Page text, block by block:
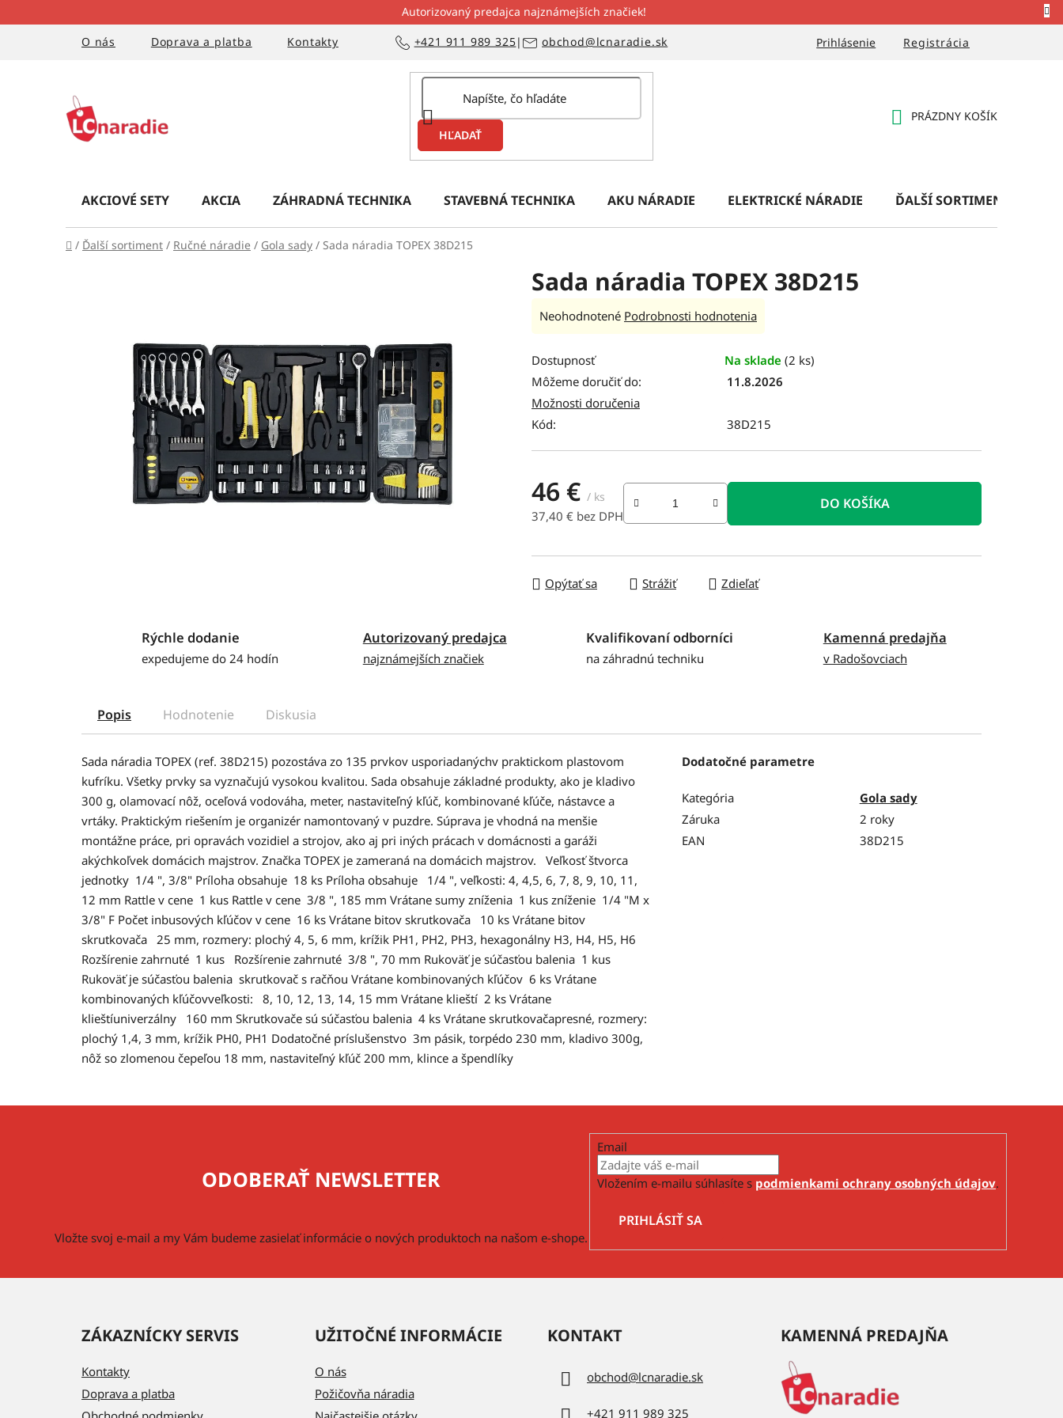
na
Autorizovaný predajca najznámejších značiek!
O nás
Doprava a platba Kontakty Prihlásenie Registrácia
+421 911 989 325| obchod@lcnaradie.sk
HĽADAŤ
PRÁZDNY KOŠÍK
AKCIOVÉ SETY AKCIA ZÁHRADNÁ TECHNIKA STAVEBNÁ TECHNIKA AKU NÁRADIE ELEKTRICKÉ NÁRADIE ĎALŠÍ SORTIMENT
Domov
/ Ďalší sortiment / Ručné náradie / Gola sady / Sada náradia TOPEX 38D215
Sada náradia TOPEX 38D215
Priemerné
produktu
je
0,0
z
5
hviezdičiek.
Neohodnotené Podrobnosti hodnotenia
Dostupnosť Na sklade (2 ks)
Môžeme doručiť do:
11.8.2026
Možnosti doručenia
Kód:
38D215
46 € / ks
37,40 € bez DPH
DO KOŠÍKA
Opýtať sa Strážiť Zdieľať
Rýchle dodanie
expedujeme do 24 hodín
Autorizovaný predajca
najznámejších značiek
Kvalifikovaní odborníci
na záhradnú techniku
Kamenná predajňa
v Radošovciach
Popis Hodnotenie Diskusia
Sada náradia TOPEX (ref. 38D215) pozostáva zo 135 prvkov usporiadanýchv praktickom plastovom
kufríku. Všetky prvky sa vyznačujú vysokou kvalitou. Sada obsahuje základné produkty, ako je kladivo
300 g, olamovací nôž, oceľová vodováha, meter, nastaviteľný kľúč, kombinované kľúče, nástavce a
vrtáky. Praktickým riešením je organizér namontovaný v puzdre. Súprava je vhodná na menšie
montážne práce, pri opravách vozidiel a strojov, ako aj pri iných prácach v domácnosti a garáži
akýchkoľvek domácich majstrov. Značka TOPEX je zameraná na domácich majstrov. Veľkosť štvorca
jednotky 1/4 ", 3/8" Príloha obsahuje 18 ks Príloha obsahuje 1/4 ", veľkosti: 4, 4,5, 6, 7, 8, 9, 10, 11,
12 mm Rattle v cene 1 kus Rattle v cene 3/8 ", 185 mm Vrátane sumy zníženia 1 kus zníženie 1/4 "M x
3/8" F Počet inbusových kľúčov v cene 16 ks Vrátane bitov skrutkovača 10 ks Vrátane bitov
skrutkovača 25 mm, rozmery: plochý 4, 5, 6 mm, krížik PH1, PH2, PH3, hexagonálny H3, H4, H5, H6
Rozšírenie zahrnuté 1 kus Rozšírenie zahrnuté 3/8 ", 70 mm Rukoväť je súčasťou balenia 1 kus
Rukoväť je súčasťou balenia skrutkovač s račňou Vrátane kombinovaných kľúčov 6 ks Vrátane
kombinovaných kľúčovveľkosti: 8, 10, 12, 13, 14, 15 mm Vrátane klieští 2 ks Vrátane
klieštíuniverzálny 160 mm Skrutkovače sú súčasťou balenia 4 ks Vrátane skrutkovačapresné, rozmery:
plochý 1,4, 3 mm, krížik PH0, PH1 Dodatočné príslušenstvo 3m pásik, torpédo 230 mm, kladivo 300g,
nôž so zlomenou čepeľou 18 mm, nastaviteľný kľúč 200 mm, klince a špendlíky
Dodatočné parametre
Kategória
Gola sady
Záruka
2 roky
EAN
38D215
ODOBERAŤ NEWSLETTER
Vložte svoj e-mail a my Vám budeme zasielať informácie o nových produktoch na našom e-shope.
Email
Vložením e-mailu súhlasíte s podmienkami ochrany osobných údajov.
PRIHLÁSIŤ SA
ZÁKAZNÍCKY SERVIS
Kontakty
Doprava a platba
UŽITOČNÉ INFORMÁCIE
O nás
Požičovňa náradia
KONTAKT
obchod@lcnaradie.sk
+421 911 989 325
KAMENNÁ PREDAJŇA